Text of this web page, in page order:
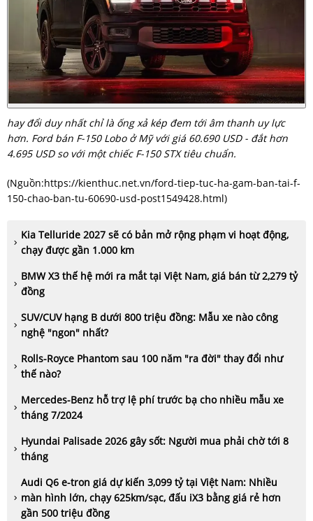
hay đổi duy nhất chỉ là ống xả kép đem tới âm thanh uy lực
hơn. Ford bán F-150 Lobo ở Mỹ với giá 60.690 USD - đắt hơn
4.695 USD so với một chiếc F-150 STX tiêu chuẩn.
(Nguồn:https://kienthuc.net.vn/ford-tiep-tuc-ha-gam-ban-tai-f-
150-chao-ban-tu-60690-usd-post1549428.html)
Kia Telluride 2027 sẽ có bản mở rộng phạm vi hoạt động,
chạy được gần 1.000 km
BMW X3 thế hệ mới ra mắt tại Việt Nam, giá bán từ 2,279 tỷ
đồng
SUV/CUV hạng B dưới 800 triệu đồng: Mẫu xe nào công
nghệ "ngon" nhất?
Rolls-Royce Phantom sau 100 năm "ra đời" thay đổi như
thế nào?
Mercedes-Benz hỗ trợ lệ phí trước bạ cho nhiều mẫu xe
tháng 7/2024
Hyundai Palisade 2026 gây sốt: Người mua phải chờ tới 8
tháng
Audi Q6 e-tron giá dự kiến 3,099 tỷ tại Việt Nam: Nhiều
màn hình lớn, chạy 625km/sạc, đấu iX3 bằng giá rẻ hơn
gần 500 triệu đồng